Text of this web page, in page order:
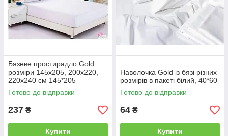
Бязеве простирадло Gold
розміри 145х205, 200х220,
220х240 см 145*205
Готово до відправки
237 ₴
Купити
Наволочка Gold із бязі різних
розмірів в пакеті білий, 40*60
Готово до відправки
64 ₴
Купити